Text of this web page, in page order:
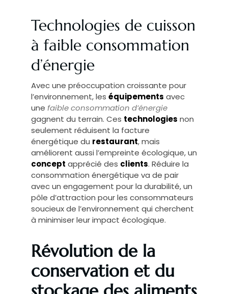
Technologies de cuisson
à faible consommation
d’énergie
Avec une préoccupation croissante pour
l’environnement, les équipements avec
une faible consommation d’énergie
gagnent du terrain. Ces technologies non
seulement réduisent la facture
énergétique du restaurant, mais
améliorent aussi l’empreinte écologique, un
concept apprécié des clients. Réduire la
consommation énergétique va de pair
avec un engagement pour la durabilité, un
pôle d’attraction pour les consommateurs
soucieux de l’environnement qui cherchent
à minimiser leur impact écologique.
Révolution de la
conservation et du